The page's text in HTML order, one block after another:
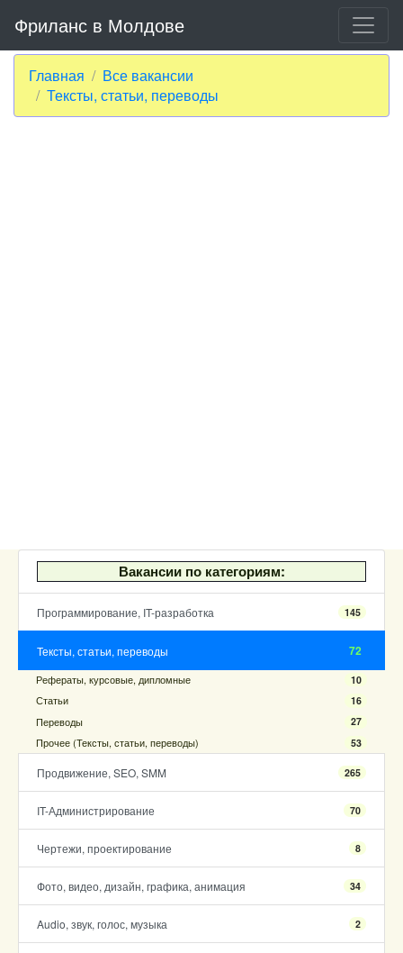
Фриланс в Молдове
Главная
Все вакансии
Тексты, статьи, переводы
Вакансии по категориям:
Программирование, IT-разработка 145
Тексты, статьи, переводы 72
Рефераты, курсовые, дипломные 10
Статьи 16
Переводы 27
Прочее (Тексты, статьи, переводы) 53
Продвижение, SEO, SMM 265
IT-Администрирование 70
Чертежи, проектирование 8
Фото, видео, дизайн, графика, анимация 34
Audio, звук, голос, музыка 2